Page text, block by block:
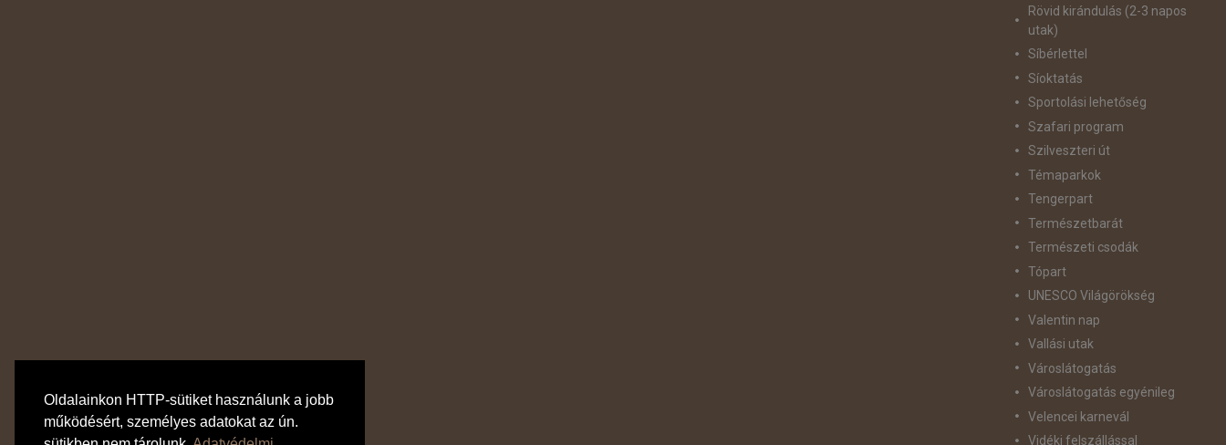
Oldalainkon HTTP-sütiket használunk a jobb
működésért, személyes adatokat az ún.
Rövid kirándulás (2-3 napos
utak)
Síbérlettel
Síoktatás
Sportolási lehetőség
Szafari program
Szilveszteri út
Témaparkok
Tengerpart
Természetbarát
Természeti csodák
Tópart
UNESCO Világörökség
Valentin nap
Vallási utak
Városlátogatás
Városlátogatás egyénileg
Velencei karnevál
Vidéki felszállással